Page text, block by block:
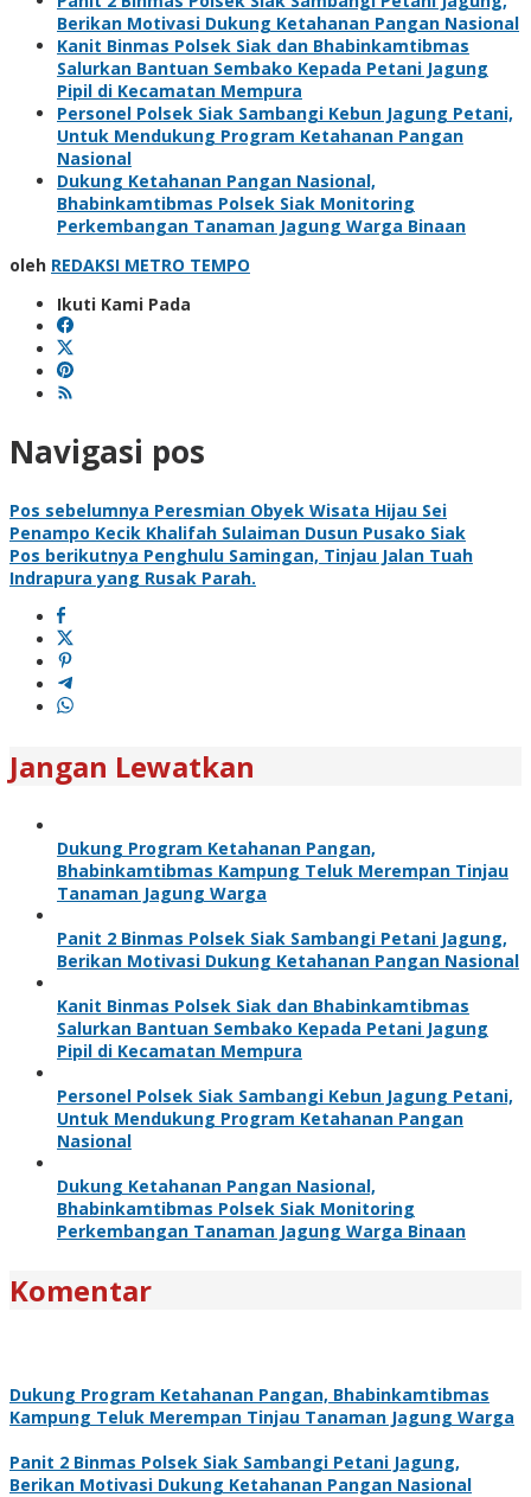
Berikan Motivasi Dukung Ketahanan Pangan Nasional
Kanit Binmas Polsek Siak dan Bhabinkamtibmas
Salurkan Bantuan Sembako Kepada Petani Jagung
Pipil di Kecamatan Mempura
Personel Polsek Siak Sambangi Kebun Jagung Petani,
Untuk Mendukung Program Ketahanan Pangan
Nasional
Dukung Ketahanan Pangan Nasional,
Bhabinkamtibmas Polsek Siak Monitoring
Perkembangan Tanaman Jagung Warga Binaan
oleh REDAKSI METRO TEMPO
Ikuti Kami Pada
Navigasi pos
Pos sebelumnya Peresmian Obyek Wisata Hijau Sei
Penampo Kecik Khalifah Sulaiman Dusun Pusako Siak
Pos berikutnya Penghulu Samingan, Tinjau Jalan Tuah
Indrapura yang Rusak Parah.
Jangan Lewatkan
Dukung Program Ketahanan Pangan,
Bhabinkamtibmas Kampung Teluk Merempan Tinjau
Tanaman Jagung Warga
Panit 2 Binmas Polsek Siak Sambangi Petani Jagung,
Berikan Motivasi Dukung Ketahanan Pangan Nasional
Kanit Binmas Polsek Siak dan Bhabinkamtibmas
Salurkan Bantuan Sembako Kepada Petani Jagung
Pipil di Kecamatan Mempura
Personel Polsek Siak Sambangi Kebun Jagung Petani,
Untuk Mendukung Program Ketahanan Pangan
Nasional
Dukung Ketahanan Pangan Nasional,
Bhabinkamtibmas Polsek Siak Monitoring
Perkembangan Tanaman Jagung Warga Binaan
Komentar
Dukung Program Ketahanan Pangan, Bhabinkamtibmas
Kampung Teluk Merempan Tinjau Tanaman Jagung Warga
Panit 2 Binmas Polsek Siak Sambangi Petani Jagung,
Berikan Motivasi Dukung Ketahanan Pangan Nasional